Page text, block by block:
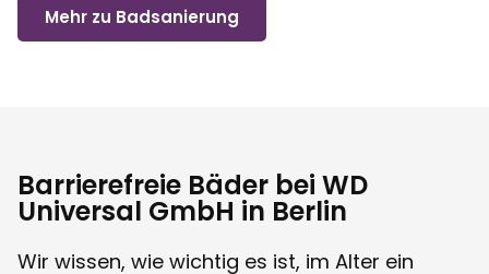
Mehr zu Badsanierung
Barrierefreie Bäder bei WD
Universal GmbH in Berlin
Wir wissen, wie wichtig es ist, im Alter ein